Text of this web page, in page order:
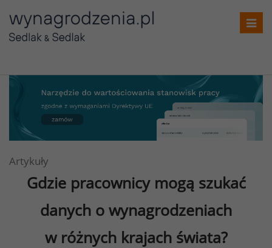
Artykuły
Gdzie pracownicy mogą szukać
danych o wynagrodzeniach
w różnych krajach świata?